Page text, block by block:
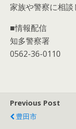
家族や警察に相談
■情報配信
知多警察署
0562-36-0110
Previous Post
豊田市